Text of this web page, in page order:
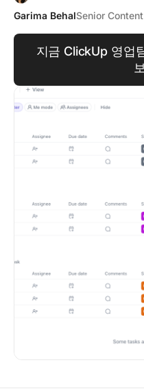
Garima BehalSenior
지금 ClickUp 영업